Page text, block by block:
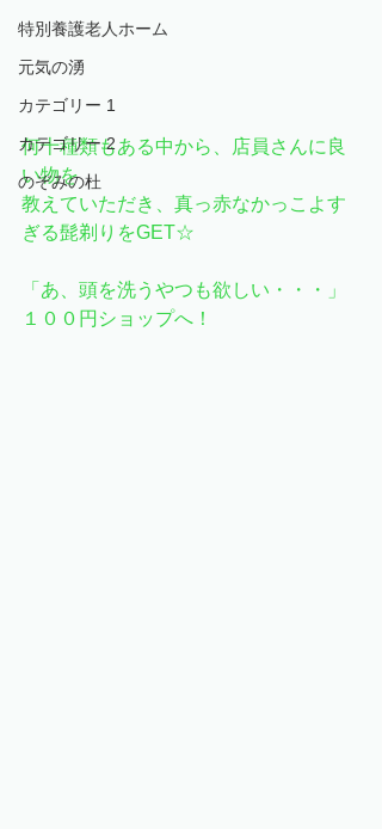
特別養護老人ホーム
元気の湧
カテゴリー 1
カテゴリー 2
のぞみの杜
何十種類もある中から、店員さんに良
い物を
教えていただき、真っ赤なかっこよす
ぎる髭剃りをGET☆
「あ、頭を洗うやつも欲しい・・・」
１００円ショップへ！